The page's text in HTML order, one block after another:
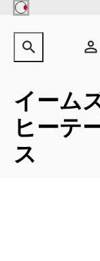
Skip to main content
サイト内検索
Herman Miller X
¥100,100
ヘッダー検索ボ
ア
新規登録
QuickShip：通常
QuickShip：国内
ゲーミングチェア
デザイナー
クリアランス
イーム
ヒーテ
ス